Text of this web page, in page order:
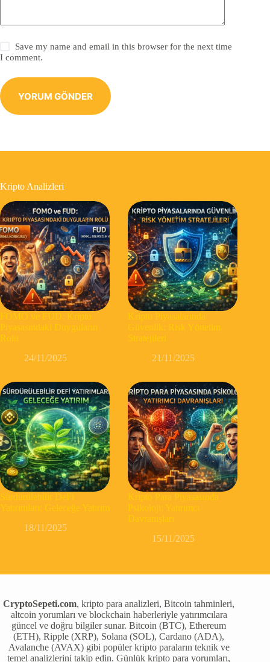
Save my name and email in this browser for the next time
I comment.
YORUM GÖNDER
Kripto Analizleri
FOMO ve FUD: Kripto
Piyasasındaki Duyguların
Rolü
24/11/2025
Kripto Piyasalarında
Güvenlik: Risk Yönetim
Stratejileri
21/11/2025
Sürdürülebilir DeFi
Yatırımları: Geleceğe Yatırım
18/11/2025
Kripto Para Piyasasında
Psikoloji: Yatırımcı
Davranışları
15/11/2025
CryptoSepeti.com, kripto para analizleri, Bitcoin tahminleri,
altcoin yorumları ve blockchain haberleriyle yatırımcılara
güncel ve doğru bilgiler sunar. Bitcoin (BTC), Ethereum
(ETH), Ripple (XRP), Solana (SOL), Cardano (ADA),
Avalanche (AVAX) gibi popüler kripto paraların teknik ve
temel analizlerini takip edin. Günlük kripto para yorumları,